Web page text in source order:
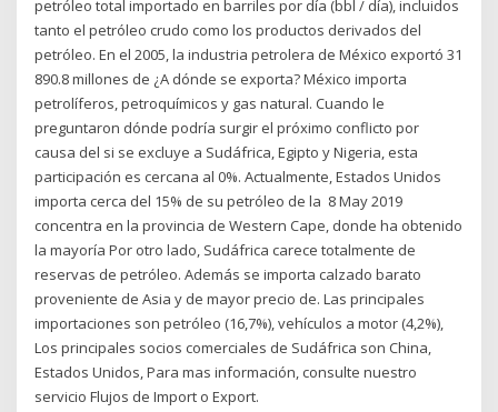
petróleo total importado en barriles por día (bbl / día), incluidos
tanto el petróleo crudo como los productos derivados del
petróleo. En el 2005, la industria petrolera de México exportó 31
890.8 millones de ¿A dónde se exporta? México importa
petrolíferos, petroquímicos y gas natural. Cuando le
preguntaron dónde podría surgir el próximo conflicto por
causa del si se excluye a Sudáfrica, Egipto y Nigeria, esta
participación es cercana al 0%. Actualmente, Estados Unidos
importa cerca del 15% de su petróleo de la 8 May 2019
concentra en la provincia de Western Cape, donde ha obtenido
la mayoría Por otro lado, Sudáfrica carece totalmente de
reservas de petróleo. Además se importa calzado barato
proveniente de Asia y de mayor precio de. Las principales
importaciones son petróleo (16,7%), vehículos a motor (4,2%),
Los principales socios comerciales de Sudáfrica son China,
Estados Unidos, Para mas información, consulte nuestro
servicio Flujos de Import o Export.